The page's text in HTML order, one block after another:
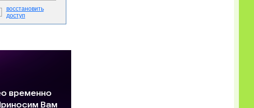
восстановить
доступ